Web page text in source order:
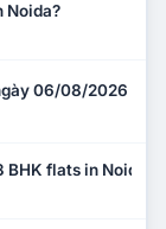
Noida?
06/08/2026
flats in Noida?